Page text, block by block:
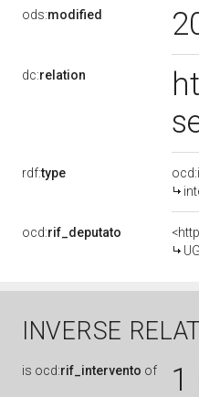
ods:modified
dc:relation
rdf:type
ocd:rif_deputato
INVERSE
is ocd:rif_intervento of 1